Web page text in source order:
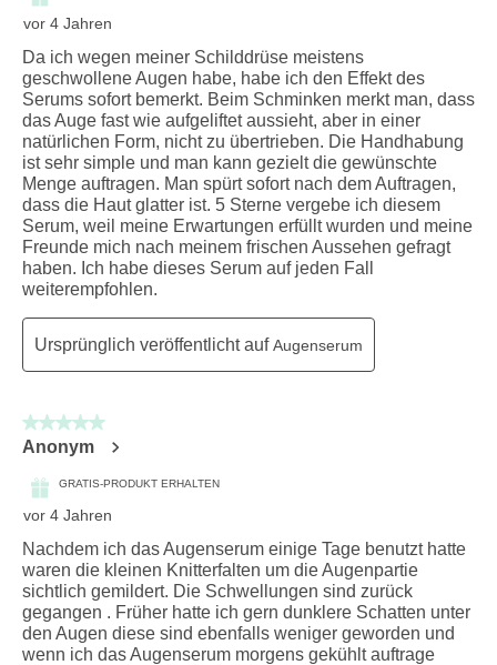
vor 4 Jahren
Da ich wegen meiner Schilddrüse meistens
geschwollene Augen habe, habe ich den Effekt des
Serums sofort bemerkt. Beim Schminken merkt man, dass
das Auge fast wie aufgeliftet aussieht, aber in einer
natürlichen Form, nicht zu übertrieben. Die Handhabung
ist sehr simple und man kann gezielt die gewünschte
Menge auftragen. Man spürt sofort nach dem Auftragen,
dass die Haut glatter ist. 5 Sterne vergebe ich diesem
Serum, weil meine Erwartungen erfüllt wurden und meine
Freunde mich nach meinem frischen Aussehen gefragt
haben. Ich habe dieses Serum auf jeden Fall
weiterempfohlen.
Ursprünglich veröffentlicht aufAugenserum
5 von 5 Sternen.
Anonym
GRATIS-PRODUKT ERHALTEN
vor 4 Jahren
Nachdem ich das Augenserum einige Tage benutzt hatte
waren die kleinen Knitterfalten um die Augenpartie
sichtlich gemildert. Die Schwellungen sind zurück
gegangen . Früher hatte ich gern dunklere Schatten unter
den Augen diese sind ebenfalls weniger geworden und
wenn ich das Augenserum morgens gekühlt auftrage